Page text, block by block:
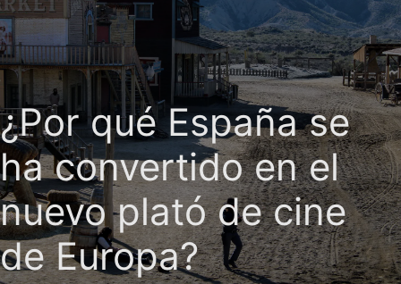
¿Por qué España se
ha convertido en el
nuevo plató de cine
de Europa?